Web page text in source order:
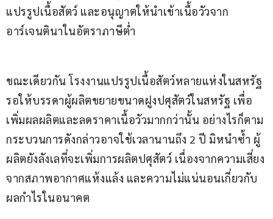
แปรรูปเนื้อสัตว์ และอนุญาตให้นำเข้าเนื้อวัวจาก
อาร์เจนตินาในอัตราภาษีต่ำ
ขณะเดียวกัน โรงงานแปรรูปเนื้อสัตว์หลายแห่งในสหรัฐ
รอให้บรรดาผู้ผลิตขยายขนาดฝูงปศุสัตว์ในสหรัฐ เพื่อ
เพิ่มผลผลิตและลดราคาเนื้อวัวมากกว่านั้น อย่างไรก็ตาม
กระบวนการดังกล่าวอาจใช้เวลานานถึง 2 ปี มิหนำซ้ำ ผู้
ผลิตยังลังเลที่จะเพิ่มการผลิตปศุสัตว์ เนื่องจากความเสี่ยง
จากสภาพอากาศแห้งแล้ง และความไม่แน่นอนเกี่ยวกับ
ผลกำไรในอนาคต